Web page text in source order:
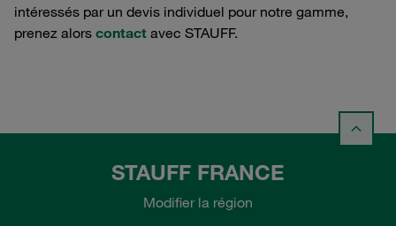
intéressés par un devis individuel pour notre gamme,
prenez alors contact avec STAUFF.
STAUFF FRANCE
Modifier la région